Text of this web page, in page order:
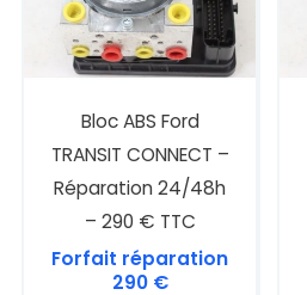
Bloc ABS Ford
TRANSIT CONNECT –
Réparation 24/48h
– 290 € TTC
Forfait réparation
290 €